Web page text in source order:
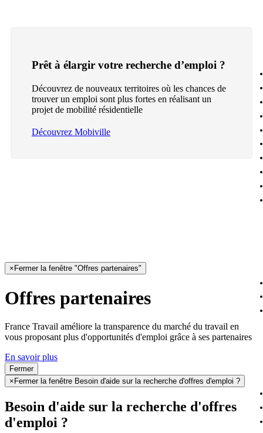
Prêt à élargir votre recherche d’emploi ?
Découvrez de nouveaux territoires où les chances de
trouver un emploi sont plus fortes en réalisant un
projet de mobilité résidentielle
Découvrez Mobiville
× Fermer la fenêtre "Offres partenaires"
Offres partenaires
France Travail améliore la transparence du marché du travail en
vous proposant plus d'opportunités d'emploi grâce à ses partenaires
En savoir plus
Fermer
× Fermer la fenêtre Besoin d'aide sur la recherche d'offres d'emploi ?
Besoin d'aide sur la recherche d'offres
d'emploi ?